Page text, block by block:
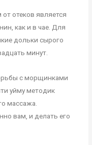
отеков является
как и в чае. Для
дольки сырого
минут.
с морщинками
уйму методик
массажа.
вам, и делать его